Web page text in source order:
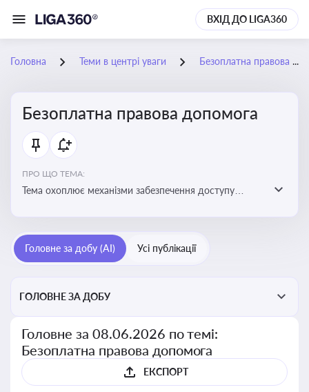
ВХІД ДО LIGA360
Головна Теми в центрі уваги Безоплатна правова допомога
Безоплатна правова допомога
ПРО ЩО ТЕМА:
Тема охоплює механізми забезпечення доступу
Головне за добу (AI) Усі публікації
ГОЛОВНЕ ЗА ДОБУ
Головне за 08.06.2026 по темі:
Безоплатна правова допомога
ЕКСПОРТ